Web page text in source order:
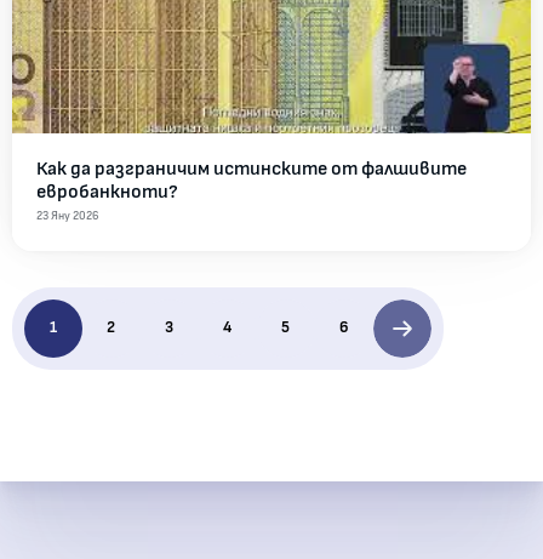
Как да разграничим истинските от фалшивите
евробанкноти?
23 Яну 2026
1 2 3 4 5 6